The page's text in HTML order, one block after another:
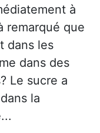
à
remarqué que
dans les
dans des
Le sucre a
la